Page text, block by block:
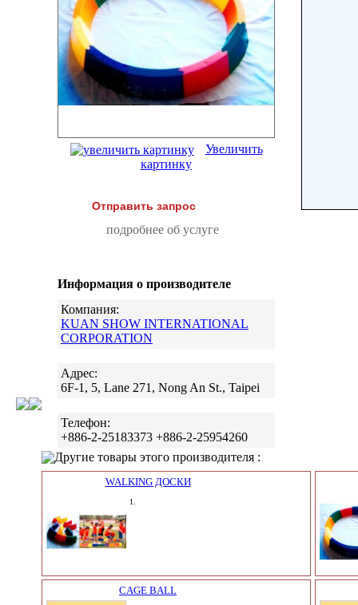
Увеличить
картинку
Отправить запрос
подробнее об услуге
Информация о производителе
Компания:
KUAN SHOW INTERNATIONAL
CORPORATION
Адрес:
6F-1, 5, Lane 271, Nong An St., Taipei
Телефон:
+886-2-25183373 +886-2-25954260
Другие товары этого производителя :
WALKING ДОСКИ
1.
CAGE BALL